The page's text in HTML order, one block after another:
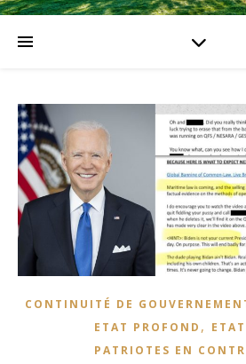
CONTINUITÉ DE
ETAT PROFOND ,
PATRIOTES EN